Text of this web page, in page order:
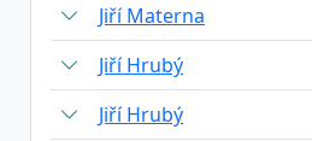
Jiří Materna
Jiří Hrubý
Jiří Hrubý